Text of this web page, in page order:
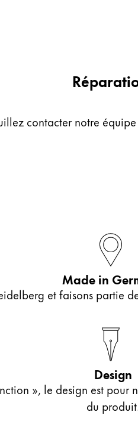
contacter notre
Made in
et faisons partie
Design
», le design est
du